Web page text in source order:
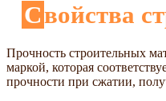
Свойства
Прочность строительных
маркой, которая
прочности при сжатии,